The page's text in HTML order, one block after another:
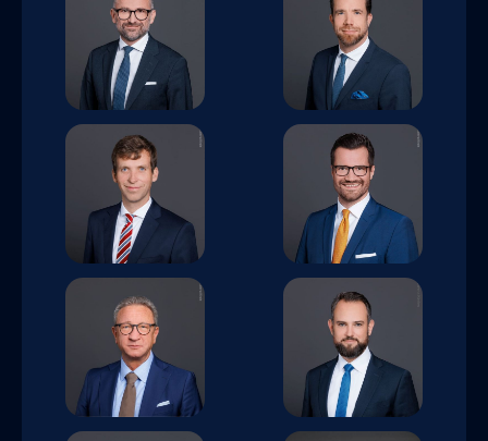
Dr. iur. Christoph
R. Wolter, MLE
Christoph
Heidelberg
Richard Prechtel,
Dr. iur. Alexander
Nefzger
Matthias Wolf Tobias Bathon